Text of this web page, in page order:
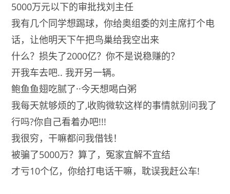
5000万元以下的审批找刘主任
我有几个同学想踢球，你给奥组委的刘主席打个电
话，让他明天下午把鸟巢给我空出来
什么？损失了2000亿？你不是说稳赚的？
开我车去吧.. 我开另一辆。
鲍鱼鱼翅吃腻了··今天想喝白粥
我每天就够烦的了,收购微软这样的事情就别问我了
行吗?你自己看着办吧!!!
我很穷，干嘛都问我借钱！
被骗了5000万？算了，冤家宜解不宜结
才亏10个亿，你给打电话干嘛，耽误我赶公车!